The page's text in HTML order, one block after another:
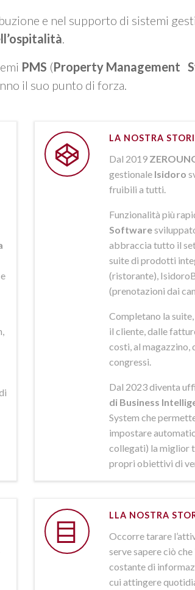
e nel supporto di sistemi
PMS (Property Management
il suo punto di forza.
LA NOSTRA
Dal 2019
gestionale Isidoro
fruibili a tutti.
Funzionalità più
Software
abbraccia tutto il
suite di prodotti
(ristorante),
(prenotazioni dai
Completano la
il cliente, dalle
costi, al magazzino,
congressi.
Dal 2023 diventa
di Business
System che
impostare
collegati) la miglior
propri obiettivi di
LLA NOSTRA
Occorre tarare
serve sapere ciò
costante di
cui attingere